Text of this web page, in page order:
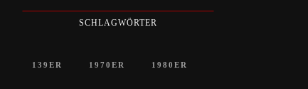
SCHLAGWÖRTER
139ER 1970ER 1980ER